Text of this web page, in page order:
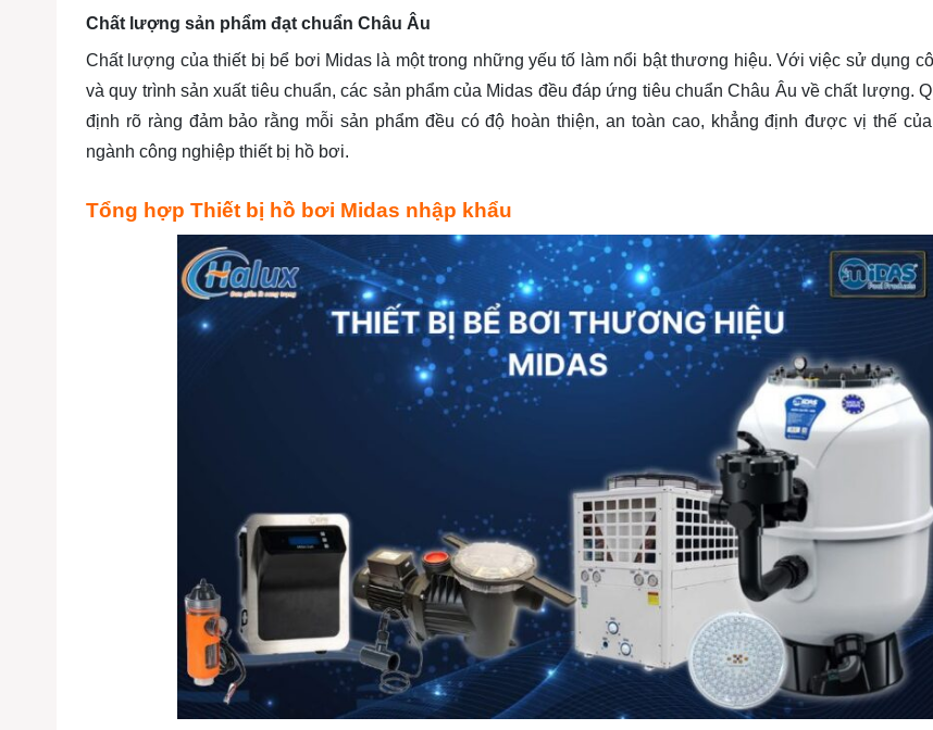
Chất lượng sản phẩm đạt chuẩn Châu Âu
Chất lượng của thiết bị bể bơi Midas là một trong những yếu tố làm nổi bật thương hiệu. Với việc sử dụng
và quy trình sản xuất tiêu chuẩn, các sản phẩm của Midas đều đáp ứng tiêu chuẩn Châu Âu về chất lượng.
định rõ ràng đảm bảo rằng mỗi sản phẩm đều có độ hoàn thiện, an toàn cao, khẳng định được vị thế
ngành công nghiệp thiết bị hồ bơi.
Tổng hợp Thiết bị hồ bơi Midas nhập khẩu